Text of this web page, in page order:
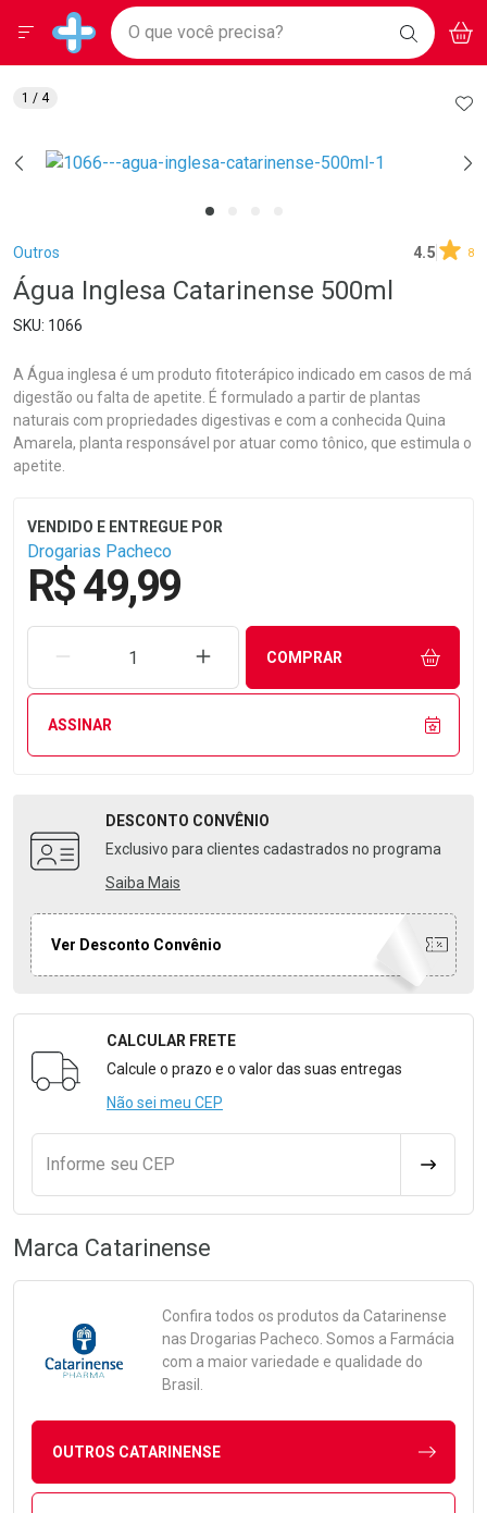
Drogarias Pacheco
Baixe nosso APP e aproveite Ofertas Exclusivas!
BAIXE
O APP
Ir direto para a home
pela página
Ir direto para o conteúdo
Ir direto para a busca
Ir direto para a conta
Ir direto para a notificações
Ir direto para o carrinho
Faça a sua busca
O que você precisa? BUSCAR
Menu
Breadcrumb
Outros 4.5 8
Água Inglesa Catarinense 500ml
1066
A Água inglesa é um produto fitoterápico indicado em casos de má
digestão ou falta de apetite. É formulado a partir de plantas
naturais com propriedades digestivas e com a conhecida Quina
Amarela, planta responsável por atuar como tônico, que estimula o
apetite.
Drogarias Pacheco
R$ 49,99
REMOVER UMA UNIDADEAUMENTAR UMA UNIDADE
COMPRAR
ASSINAR
DESCONTO CONVÊNIO
Exclusivo para clientes cadastrados no programa
Saiba Mais
Ver Desconto Convênio
Formulário para Calcular o Frete
CALCULAR FRETE
Calcule o prazo e o valor das suas entregas
Não sei meu CEP
Informe seu CEP
1 / 4
Marca Catarinense
Confira todos os produtos da Catarinense
nas Drogarias Pacheco. Somos a Farmácia
com a maior variedade e qualidade do
Brasil.
OUTROS CATARINENSE